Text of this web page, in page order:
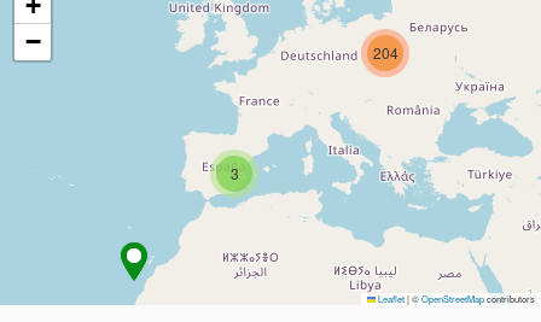
3
204
−
Leaflet|©OpenStreetMapcontributors